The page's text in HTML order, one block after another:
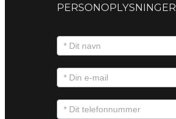
PERSONOPLYSNINGER